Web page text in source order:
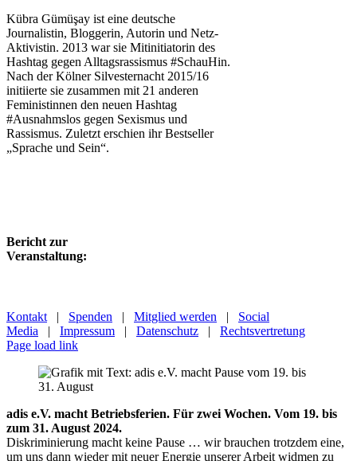
Kübra Gümüşay ist eine deutsche
Journalistin, Bloggerin, Autorin und Netz-
Aktivistin. 2013 war sie Mitinitiatorin des
Hashtag gegen Alltagsrassismus #SchauHin.
Nach der Kölner Silvesternacht 2015/16
initiierte sie zusammen mit 21 anderen
Feministinnen den neuen Hashtag
#Ausnahmslos gegen Sexismus und
Rassismus. Zuletzt erschien ihr Bestseller
„Sprache und Sein“.
Bericht zur
Veranstaltung:
Kontakt | Spenden | Mitglied werden | Social
Media | Impressum | Datenschutz | Rechtsvertretung
Page load link
adis e.V. macht Betriebsferien. Für zwei Wochen. Vom 19. bis
zum 31. August 2024.
Diskriminierung macht keine Pause … wir brauchen trotzdem eine,
um uns dann wieder mit neuer Energie unserer Arbeit widmen zu